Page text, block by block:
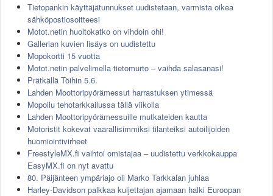
Tietopankin käyttäjätunnukset uudistetaan, varmista oikea
sähköpostiosoitteesi
Motot.netin huoltokatko on vihdoin ohi!
Gallerian kuvien lisäys on uudistettu
Mopokortti 15 vuotta
Motot.netin palvelimella tietomurto – vaihda salasanasi!
Prätkällä Töihin 5.6.
Lahden Moottoripyörämessut harrastuksen ytimessä
Mopoilu tehotarkkailussa tällä viikolla
Lahden Moottoripyörämessuille mutkateiden kautta
Motoristit kokevat vaarallisimmiksi tilanteiksi autoilijoiden
huomiointivirheet
FreestyleMX.fi vaihtoi omistajaa – uudistettu verkkokauppa
EasyMX.fi on nyt avattu
80. Päijänteen ympäriajo oli Marko Tarkkalan juhlaa
Harley-Davidson palkkaa kuljettajan ajamaan halki Euroopan